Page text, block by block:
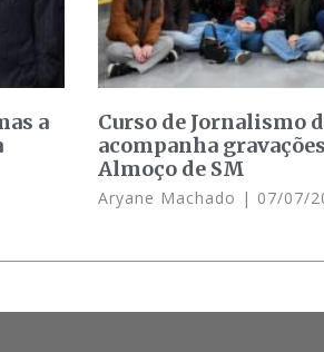
a
Curso de Jornalismo
acompanha
Almoço de SM
Aryane Machado 07/07/